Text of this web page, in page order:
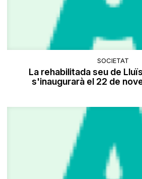
SOCIETAT
La rehabilitada seu de
s'inaugurarà el 22 de